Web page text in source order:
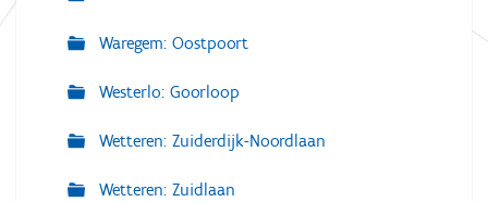
Waregem: Oostpoort
Westerlo: Goorloop
Wetteren: Zuiderdijk-Noordlaan
Wetteren: Zuidlaan